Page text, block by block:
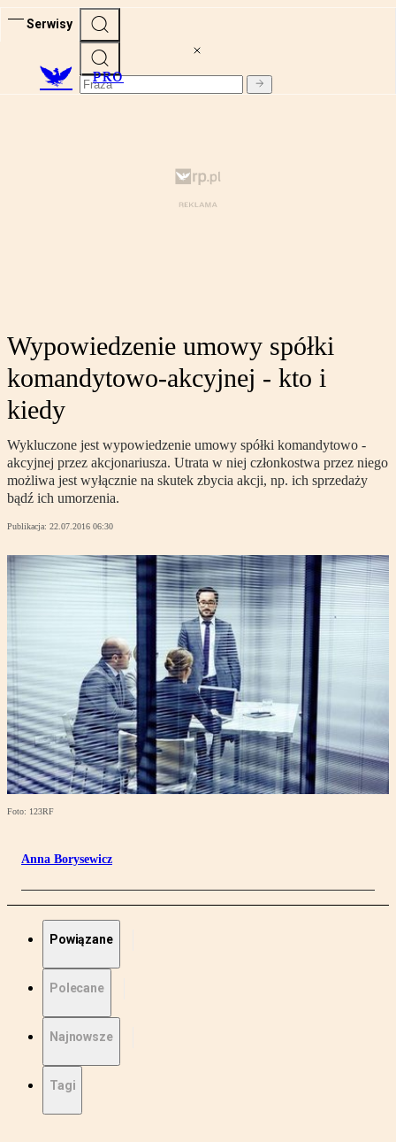
Serwisy
PRO
Wypowiedzenie umowy spółki
komandytowo-akcyjnej - kto i
kiedy
Wykluczone jest wypowiedzenie umowy spółki komandytowo -
akcyjnej przez akcjonariusza. Utrata w niej członkostwa przez niego
możliwa jest wyłącznie na skutek zbycia akcji, np. ich sprzedaży
bądź ich umorzenia.
Publikacja: 22.07.2016 06:30
Foto: 123RF
Anna Borysewicz
Powiązane
Polecane
Najnowsze
Tagi